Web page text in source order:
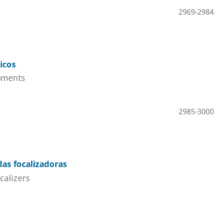
2969-2984
2985-3000
focalizadoras